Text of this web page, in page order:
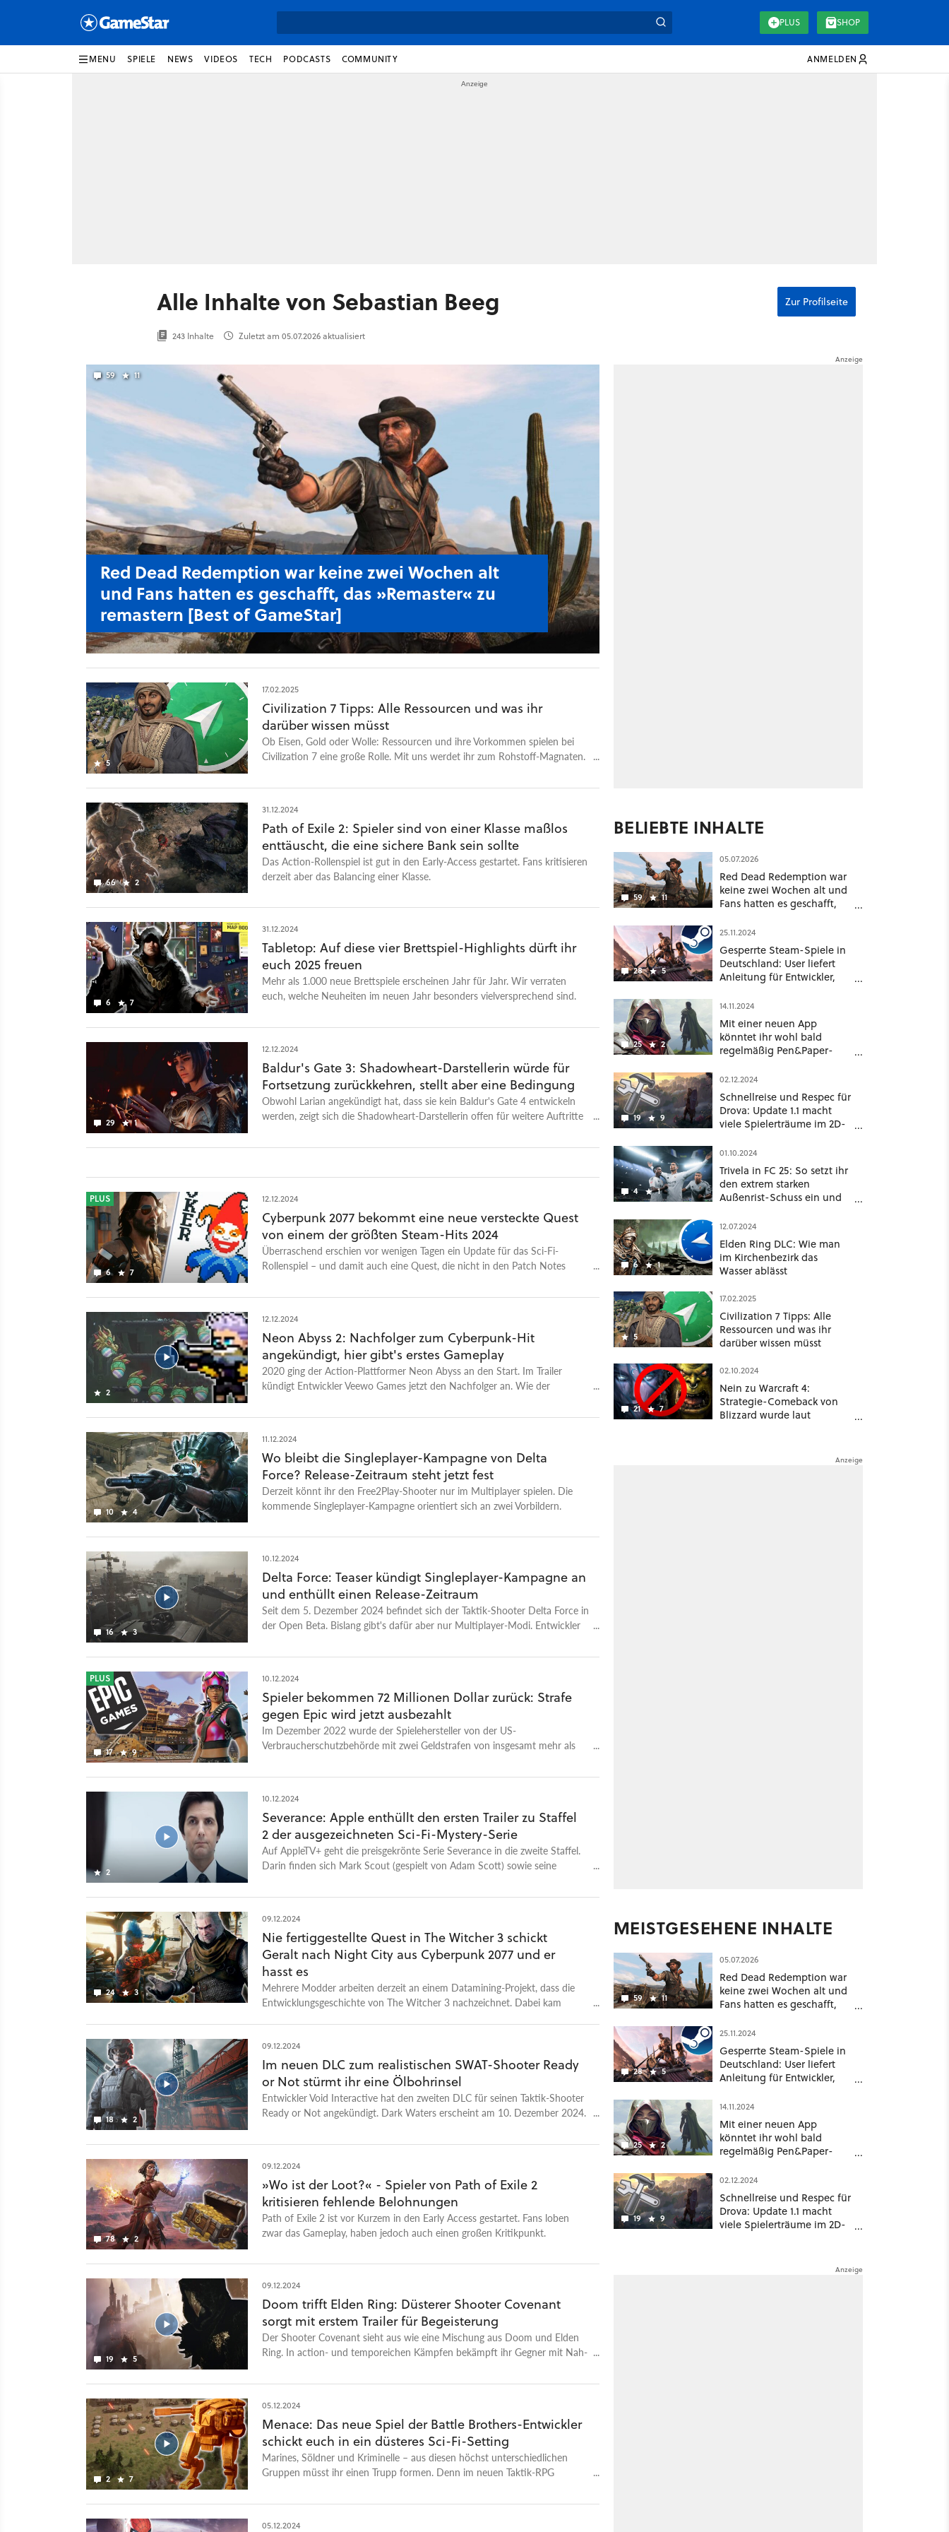
PLUS SHOP
MENU SPIELE NEWS VIDEOS TECH PODCASTS COMMUNITY ANMELDEN
Alle Inhalte von Sebastian Beeg
243 Inhalte Zuletzt am 05.07.2026 aktualisiert
Zur Profilseite
59 11
Red Dead Redemption war keine zwei Wochen alt
und Fans hatten es geschafft, das »Remaster« zu
remastern [Best of GameStar]
5
17.02.2025
Civilization 7 Tipps: Alle Ressourcen und was ihr
darüber wissen müsst
Ob Eisen, Gold oder Wolle: Ressourcen und ihre Vorkommen spielen bei
Civilization 7 eine große Rolle. Mit uns werdet ihr zum Rohstoff-Magnaten.
66 2
31.12.2024
Path of Exile 2: Spieler sind von einer Klasse maßlos
enttäuscht, die eine sichere Bank sein sollte
Das Action-Rollenspiel ist gut in den Early-Access gestartet. Fans kritisieren
derzeit aber das Balancing einer Klasse.
6 7
31.12.2024
Tabletop: Auf diese vier Brettspiel-Highlights dürft ihr
euch 2025 freuen
Mehr als 1.000 neue Brettspiele erscheinen Jahr für Jahr. Wir verraten
euch, welche Neuheiten im neuen Jahr besonders vielversprechend sind.
29 1
12.12.2024
Baldur's Gate 3: Shadowheart-Darstellerin würde für
Fortsetzung zurückkehren, stellt aber eine Bedingung
Obwohl Larian angekündigt hat, dass sie kein Baldur's Gate 4 entwickeln
werden, zeigt sich die Shadowheart-Darstellerin offen für weitere Auftritte
6 7
PLUS 12.12.2024
Cyberpunk 2077 bekommt eine neue versteckte Quest
von einem der größten Steam-Hits 2024
Überraschend erschien vor wenigen Tagen ein Update für das Sci-Fi-
Rollenspiel – und damit auch eine Quest, die nicht in den Patch Notes
2
12.12.2024
Neon Abyss 2: Nachfolger zum Cyberpunk-Hit
angekündigt, hier gibt's erstes Gameplay
2020 ging der Action-Plattformer Neon Abyss an den Start. Im Trailer
kündigt Entwickler Veewo Games jetzt den Nachfolger an. Wie der
Run’n’Gun-Gameplay mit Roguelike-Elementen. Spielerinnen und Spieler
Waffen und Kampfstilen zur Verfügung. Zudem verleihen zufällige
Gegenstände mächtige Kräfte, die kombiniert werden können. Damit
lassen sich unaufhaltsame Synergien erschaffen. Und auch die Hatchmon
sind wieder dabei. Die putzigen kleinen Begleiter unterstützen den
Hauptcharakter mit allerlei nützlichen Fähigkeiten. Neu im zweiten Teil ist
Items kaufen oder weitere Hatchmon rekrutieren. Neon Abyss 2 soll 2025
10 4
11.12.2024
Wo bleibt die Singleplayer-Kampagne von Delta
Force? Release-Zeitraum steht jetzt fest
Derzeit könnt ihr den Free2Play-Shooter nur im Multiplayer spielen. Die
kommende Singleplayer-Kampagne orientiert sich an zwei Vorbildern.
16 3
10.12.2024
Delta Force: Teaser kündigt Singleplayer-Kampagne an
und enthüllt einen Release-Zeitraum
Seit dem 5. Dezember 2024 befindet sich der Taktik-Shooter Delta Force in
der Open Beta. Bislang gibt's dafür aber nur Multiplayer-Modi. Entwickler
für den Release des Singleplayer-Modus' bekannt. Im Januar 2025 sollt ihr
Die orientiert sich an dem gleichnamigen Film von Ridley Scott aus dem
Jahr 2001 sowie dem gleichnamigen Shooter von 2003. In der Kampagne
erlebt ihr den Einsatz US-amerikanischer Soldaten 1993 in der somalischen
Hauptstadt Mogadischu. Die Missionen können im Solo- oder im Koop-
Modus erlebt werden. Entwickelt wurde das Spiel mit der Unreal 5 Engine.
17 9
PLUS 10.12.2024
Spieler bekommen 72 Millionen Dollar zurück: Strafe
gegen Epic wird jetzt ausbezahlt
Im Dezember 2022 wurde der Spielehersteller von der US-
Verbraucherschutzbehörde mit zwei Geldstrafen von insgesamt mehr als
2
10.12.2024
Severance: Apple enthüllt den ersten Trailer zu Staffel
2 der ausgezeichneten Sci-Fi-Mystery-Serie
Auf AppleTV+ geht die preisgekrönte Serie Severance in die zweite Staffel.
Darin finden sich Mark Scout (gespielt von Adam Scott) sowie seine
Industries wieder. Der offizielle Trailer zur zweiten Staffel wirft dabei so
Melone wie das Gesicht von Irving (John Turturro) modelliert? Und was hat
es mit Ms. Huang (Sarah Bock), einem Kind, auf sich, das sich an seinem
ersten Tag als Deputy Manager vorstellt? Was genau dahinter steckt,
erfahrt ihr ab dem 17. Januar 2025. Falls ihr vor Beginn der zweiten Staffel
auf den letzten Stand bringen wollt, schaut euch gerne den Story-Recap
zur ersten Staffel an.
24 3
09.12.2024
Nie fertiggestellte Quest in The Witcher 3 schickt
Geralt nach Night City aus Cyberpunk 2077 und er
hasst es
Mehrere Modder arbeiten derzeit an einem Datamining-Projekt, dass die
Entwicklungsgeschichte von The Witcher 3 nachzeichnet. Dabei kam
18 2
09.12.2024
Im neuen DLC zum realistischen SWAT-Shooter Ready
or Not stürmt ihr eine Ölbohrinsel
Entwickler Void Interactive hat den zweiten DLC für seinen Taktik-Shooter
Ready or Not angekündigt. Dark Waters erscheint am 10. Dezember 2024.
Offshore-Bohrinsel. Dort hält eine als terrorisitische Organisation
Spezialkommando auf die Bohrinsel geschickt, um die Geiseln zu befreien.
In dem DLC bestreitet ihr drei neue Missionen – im Solo- oder Koop-
Modus. Zudem steht fortan ein Hubschrauber zur Erkundung der DLC-
Missionen bereit. Hinzu kommen fünf neue Waffen und zwei neue
kosmetische Ausrüstungsgegenstände.
78 2
09.12.2024
»Wo ist der Loot?« - Spieler von Path of Exile 2
kritisieren fehlende Belohnungen
Path of Exile 2 ist vor Kurzem in den Early Access gestartet. Fans loben
zwar das Gameplay, haben jedoch auch einen großen Kritikpunkt.
19 5
09.12.2024
Doom trifft Elden Ring: Düsterer Shooter Covenant
sorgt mit erstem Trailer für Begeisterung
Der Shooter Covenant sieht aus wie eine Mischung aus Doom und Elden
Ring. In action- und temporeichen Kämpfen bekämpft ihr Gegner mit Nah-
allerdings mystisch und hat das Zeug für so manche Irrungen und
lebenden Boten – einem Kriegerengel, der ausgesandt wurde, um den
Willen der göttlichen Komponisten auszuführen. Denn Malach, der Älteste
der Komponisten, ist in den Abgrund gestürzt und hat eine Spur der
Zerstörung hinterlassen. Nun gilt es, den Spuren seiner letzten Tage zu
folgen, um die Ursache seines Sturzes aufzudecken. Ihr erkundet dabei eine
geheime Magie und uralte Waffen ein. Ein konkretes Releasedatum für
2 7
05.12.2024
Menace: Das neue Spiel der Battle Brothers-Entwickler
schickt euch in ein düsteres Sci-Fi-Setting
Marines, Söldner und Kriminelle – aus diesen höchst unterschiedlichen
Gruppen müsst ihr einen Trupp formen. Denn im neuen Taktik-RPG
mit einer Handvoll Marines zunächst ins Wayback-System entsandt. Das
05.12.2024
BELIEBTE INHALTE
59 11
05.07.2026
Red Dead Redemption war
keine zwei Wochen alt und
Fans hatten es geschafft,
remastern [Best of
GameStar]
28 5
25.11.2024
Gesperrte Steam-Spiele in
Deutschland: User liefert
Anleitung für Entwickler,
geändert haben
25 2
14.11.2024
Mit einer neuen App
könntet ihr wohl bald
regelmäßig Pen&Paper-
19 9
02.12.2024
Schnellreise und Respec für
Drova: Update 1.1 macht
viele Spielerträume im 2D-
4 1
01.10.2024
Trivela in FC 25: So setzt ihr
den extrem starken
Außenrist-Schuss ein und
6 1
12.07.2024
Elden Ring DLC: Wie man
im Kirchenbezirk das
Wasser ablässt
5
17.02.2025
Civilization 7 Tipps: Alle
Ressourcen und was ihr
darüber wissen müsst
21 7
02.10.2024
Nein zu Warcraft 4:
Strategie-Comeback von
Blizzard wurde laut
MEISTGESEHENE INHALTE
59 11
05.07.2026
Red Dead Redemption war
keine zwei Wochen alt und
Fans hatten es geschafft,
remastern [Best of
GameStar]
28 5
25.11.2024
Gesperrte Steam-Spiele in
Deutschland: User liefert
Anleitung für Entwickler,
geändert haben
25 2
14.11.2024
Mit einer neuen App
könntet ihr wohl bald
regelmäßig Pen&Paper-
19 9
02.12.2024
Schnellreise und Respec für
Drova: Update 1.1 macht
viele Spielerträume im 2D-